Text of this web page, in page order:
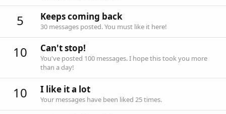
5 Keeps coming back
30 messages posted. You must like it here!
10 Can't stop!
You've posted 100 messages. I hope this took you more
than a day!
10 I like it a lot
Your messages have been liked 25 times.